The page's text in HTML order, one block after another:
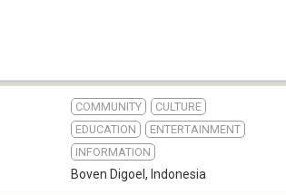
COMMUNITY
CULTURE
EDUCATION
ENTERTAINMENT
INFORMATION
Boven Digoel , Indonesia